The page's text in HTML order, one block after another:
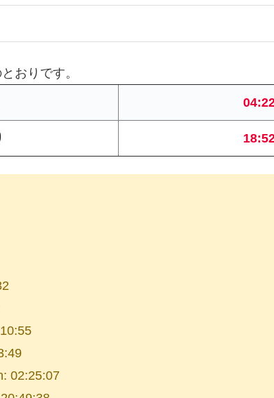
おりです。
02:25:07